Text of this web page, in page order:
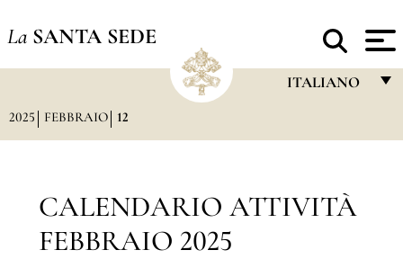
La SANTA SEDE
ITALIANO
2025 FEBBRAIO 12
CALENDARIO ATTIVITÀ
FEBBRAIO 2025